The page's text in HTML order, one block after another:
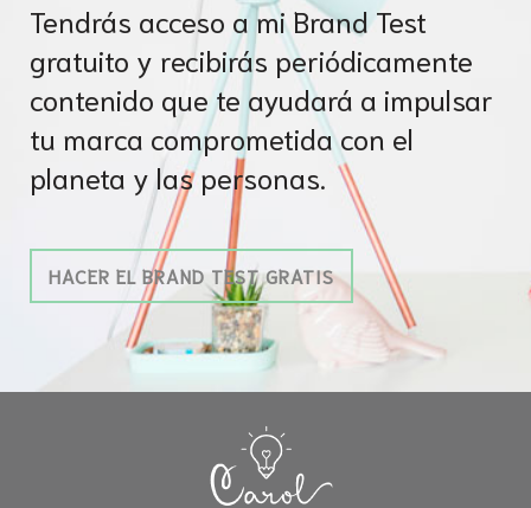
Tendrás acceso a mi Brand Test
gratuito y recibirás periódicamente
contenido que te ayudará a impulsar
tu marca comprometida con el
planeta y las personas.
HACER EL BRAND TEST GRATIS